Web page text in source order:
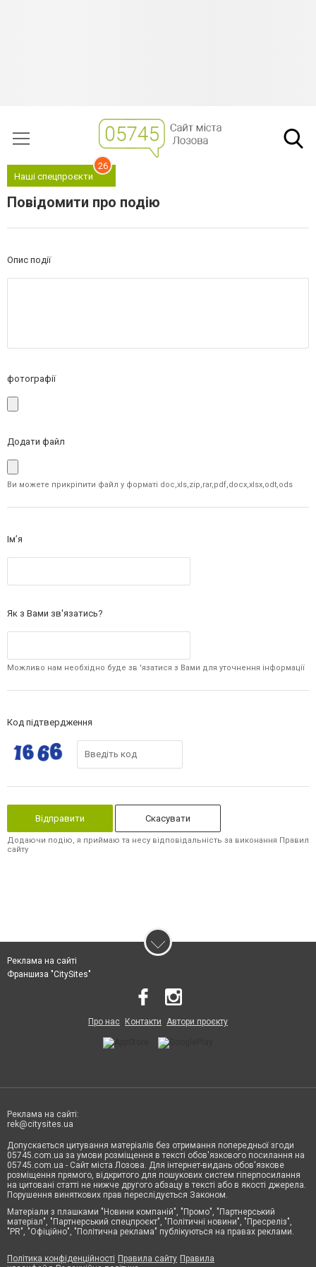
Наші спецпроєкти
26
Повідомити про подію
Опис події
фотографії
Додати файл
Ви можете прикріпити файл у форматі doc,xls,zip,rar,pdf,docx,xlsx,odt,ods
Ім’я
Як з Вами зв'язатись?
Можливо нам необхідно буде зв 'язатися з Вами для уточнення інформації
Код підтвердження
Скасувати
Додаючи подію, я приймаю та несу відповідальність за виконання Правил
сайту
Реклама на сайті
Франшиза "CitySites"
Про нас Контакти Автори проєкту
Реклама на сайті:
rek@citysites.ua
Допускається цитування матеріалів без отримання попередньої згоди
05745.com.ua за умови розміщення в тексті обов'язкового посилання на
05745.com.ua - Сайт міста Лозова. Для інтернет-видань обов'язкове
розміщення прямого, відкритого для пошукових систем гіперпосилання
на цитовані статті не нижче другого абзацу в тексті або в якості джерела.
Порушення виняткових прав переслідується Законом.
Матеріали з плашками "Новини компаній", "Промо", "Партнерський
матеріал", "Партнерський спецпроєкт", "Політичні новини", "Пресреліз",
"PR", "Офіційно", "Політична реклама" публікуються на правах реклами.
Політика конфіденційності Правила сайту Правила